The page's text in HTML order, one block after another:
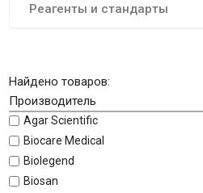
Реагенты и стандарты
Найдено товаров:
Производитель
Agar Scientific
Biocare Medical
Biolegend
Biosan